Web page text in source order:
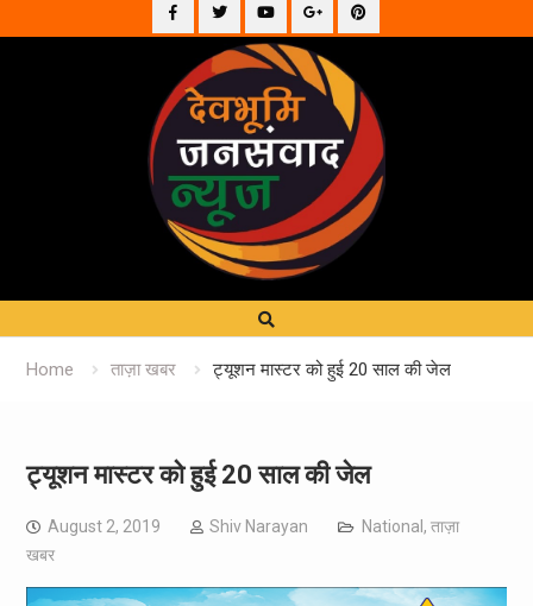
Facebook
TwitterYouTubePlus
Google
Home ताज़ा खबर ट्यूशन मास्टर को हुई 20 साल की जेल
ट्यूशन मास्टर को हुई 20 साल की जेल
August 2, 2019 Shiv Narayan National, ताज़ा
खबर